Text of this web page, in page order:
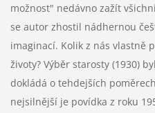
možnost" nedávno zažít
se autor zhostil nádhernou
imaginací. Kolik z nás vlastně
životy? Výběr starosty (1930)
dokládá o tehdejších
nejsilnější je povídka z roku